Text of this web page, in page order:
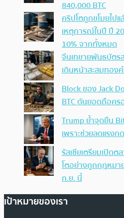
840,000 BTC
คริปโตถูกขโมยไป
เหตุการณ์ในปี ปี
10% จากทั้งหมด
จีนเทขายพันธบัตร
เดินหน้าสะสมทอง
Block ของ Jack
BTC ดันยอดถือคร
Trump ย้ำจุดยืน
เพราะช่วยลดแรง
รัสเซียเตรียมเปิดต
โตอย่างถูกกฎหมา
ก.ย. นี้
เป้าหมายของเรา